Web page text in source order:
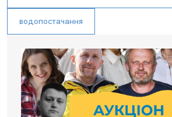
водопостачання